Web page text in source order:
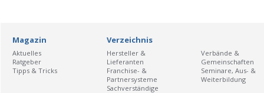
Magazin
Aktuelles
Ratgeber
Tipps & Tricks
Verzeichnis
Hersteller &
Lieferanten
Franchise- &
Partnersysteme
Sachverständige
Verbände &
Gemeinschaften
Seminare, Aus- &
Weiterbildung